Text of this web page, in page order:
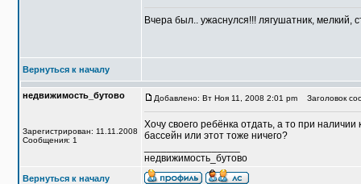
Вчера был.. ужаснулся!!! лягушатник, мелкий,
Вернуться к началу
недвижимость_бутово
Зарегистрирован: 11.11.2008
Сообщения: 1
Добавлено: Вт Ноя 11, 2008 2:01 pm Заголовок
Хочу своего ребёнка отдать, а то при наличии
бассейн или этот тоже ничего?
недвижимость_бутово
Вернуться к началу